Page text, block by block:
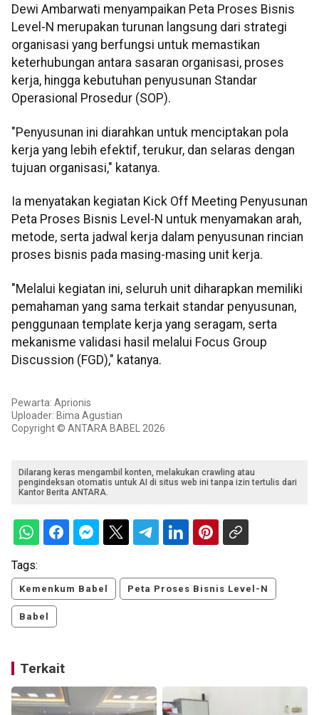
Dewi Ambarwati menyampaikan Peta Proses Bisnis
Level-N merupakan turunan langsung dari strategi
organisasi yang berfungsi untuk memastikan
keterhubungan antara sasaran organisasi, proses
kerja, hingga kebutuhan penyusunan Standar
Operasional Prosedur (SOP).
"Penyusunan ini diarahkan untuk menciptakan pola
kerja yang lebih efektif, terukur, dan selaras dengan
tujuan organisasi," katanya.
Ia menyatakan kegiatan Kick Off Meeting Penyusunan
Peta Proses Bisnis Level-N untuk menyamakan arah,
metode, serta jadwal kerja dalam penyusunan rincian
proses bisnis pada masing-masing unit kerja.
"Melalui kegiatan ini, seluruh unit diharapkan memiliki
pemahaman yang sama terkait standar penyusunan,
penggunaan template kerja yang seragam, serta
mekanisme validasi hasil melalui Focus Group
Discussion (FGD)," katanya.
Pewarta: Aprionis
Uploader: Bima Agustian
Copyright © ANTARA BABEL 2026
Dilarang keras mengambil konten, melakukan crawling atau
pengindeksan otomatis untuk AI di situs web ini tanpa izin tertulis dari
Kantor Berita ANTARA.
Tags:
Kemenkum Babel Peta Proses Bisnis Level-N
Babel
Terkait